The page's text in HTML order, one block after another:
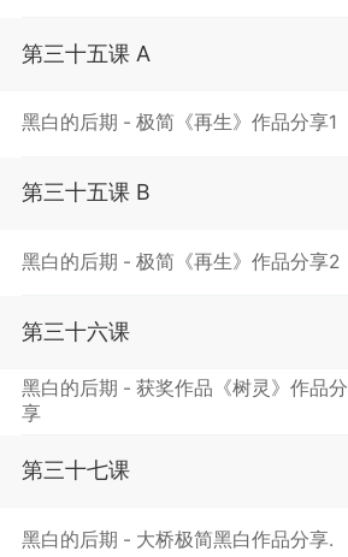
第三十五课 A
黑白的后期 - 极简《再生》作品分享1
第三十五课 B
黑白的后期 - 极简《再生》作品分享2
第三十六课
黑白的后期 - 获奖作品《树灵》作品分
享
第三十七课
黑白的后期 - 大桥极简黑白作品分享.